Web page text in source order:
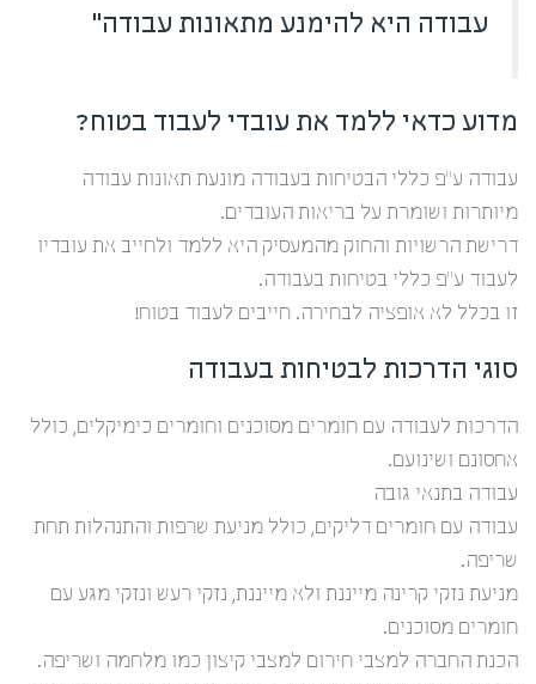
עבודה היא להימנע מתאונות עבודה”
מדוע כדאי ללמד את עובדי לעבוד בטוח?
עבודה ע”פ כללי הבטיחות בעבודה מונעת תאונות עבודה
מיותרות ושומרת על בריאות העובדים.
דרישת הרשויות והחוק מהמעסיק היא ללמד ולחייב את עובדיו
לעבוד ע”פ כללי בטיחות בעבודה.
זו בכלל לא אופציה לבחירה. חייבים לעבוד בטוח!
סוגי הדרכות לבטיחות בעבודה
הדרכות לעבודה עם חומרים מסוכנים וחומרים כימיקלים, כולל
אחסונם ושינועם.
עבודה בתנאי גובה
עבודה עם חומרים דליקים, כולל מניעת שרפות והתנהלות תחת
שריפה.
מניעת נזקי קרינה מייננת ולא מייננת, נזקי רעש ונזקי מגע עם
חומרים מסוכנים.
הכנת החברה למצבי חירום למצבי קיצון כמו מלחמה ושריפה.